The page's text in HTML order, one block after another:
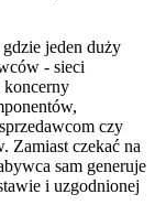
jeden duży
- sieci
koncerny
czy
Zamiast czekać na
sam generuje
i uzgodnionej